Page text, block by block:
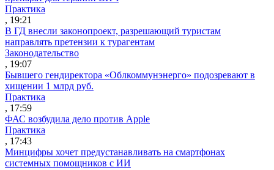
Практика
, 19:21
В ГД внесли законопроект, разрешающий туристам
направлять претензии к турагентам
Законодательство
, 19:07
Бывшего гендиректора «Облкоммунэнерго» подозревают в
хищении 1 млрд руб.
Практика
, 17:59
ФАС возбудила дело против Apple
Практика
, 17:43
Минцифры хочет предустанавливать на смартфонах
системных помощников с ИИ